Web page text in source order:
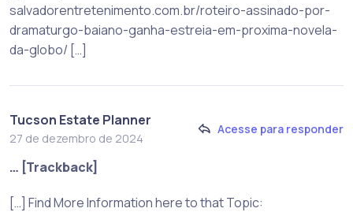
salvadorentretenimento.com.br/roteiro-assinado-por-
dramaturgo-baiano-ganha-estreia-em-proxima-novela-
da-globo/ […]
Tucson Estate Planner
27 de dezembro de 2024
Acesse para responder
… [Trackback]
[…] Find More Information here to that Topic: